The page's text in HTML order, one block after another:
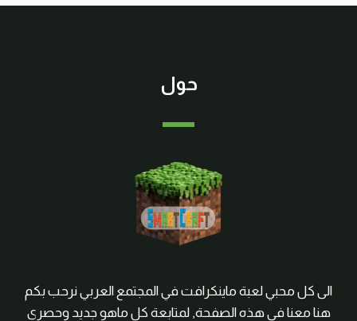
حول
الى كل محبي لعبة ماينكرافت في المجتمع العربي نرحب بكم
هنا معنا في هذه الصفحة, لمتابعة كل ماهو جديد وحصري